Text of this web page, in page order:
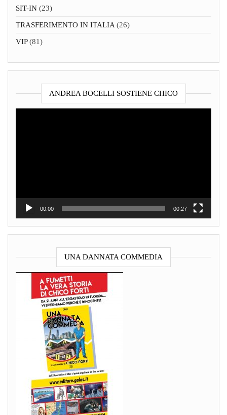
SIT-IN (23)
TRASFERIMENTO IN ITALIA(26)
VIP(81)
ANDREA BOCELLI SOSTIENE CHICO
00:00 00:27
UNA DANNATA COMMEDIA